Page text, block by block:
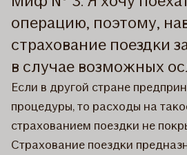
операцию, поэтому,
страхование поездки
в случае возможных
Если в другой стране
процедуры, то расходы на
страхованием поездки не
Страхование поездки